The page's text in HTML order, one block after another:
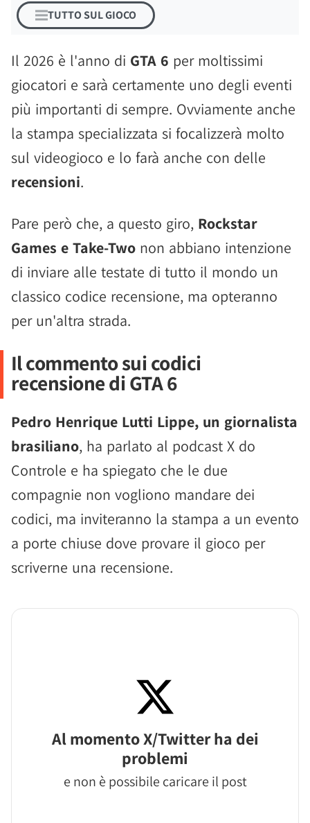
TUTTO SUL GIOCO
Il 2026 è l'anno di GTA 6 per moltissimi
giocatori e sarà certamente uno degli eventi
più importanti di sempre. Ovviamente anche
la stampa specializzata si focalizzerà molto
sul videogioco e lo farà anche con delle
recensioni.
Pare però che, a questo giro, Rockstar
Games e Take-Two non abbiano intenzione
di inviare alle testate di tutto il mondo un
classico codice recensione, ma opteranno
per un'altra strada.
Il commento sui codici
recensione di GTA 6
Pedro Henrique Lutti Lippe, un giornalista
brasiliano, ha parlato al podcast X do
Controle e ha spiegato che le due
compagnie non vogliono mandare dei
codici, ma inviteranno la stampa a un evento
a porte chiuse dove provare il gioco per
scriverne una recensione.
Al momento X/Twitter ha dei
problemi
e non è possibile caricare il post